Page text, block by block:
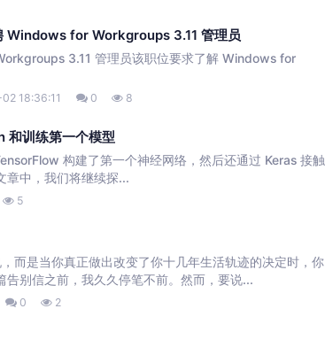
Windows for Workgroups 3.11 管理员
3.11 管理员该职位要求了解 Windows for
18:36:11 0 8
和训练第一个模型
构建了第一个神经网络，然后还通过 Keras 接触
章中，我们将继续探...
5
是当你真正做出改变了你十几年生活轨迹的决定时，你
别信之前，我久久停笔不前。然而，要说...
0 2